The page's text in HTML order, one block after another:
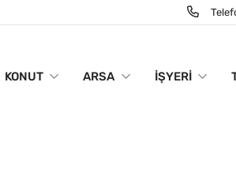
KONUT ARSA İŞYERI